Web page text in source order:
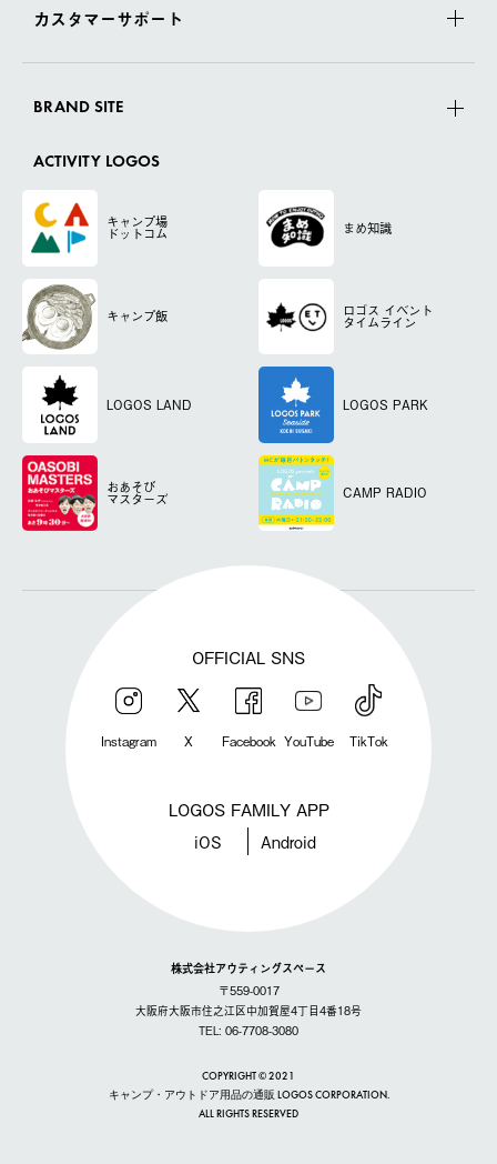
カスタマーサポート
BRAND SITE
ACTIVITY LOGOS
キャンプ場
ドットコム まめ知識
キャンプ飯 ロゴス イベント
タイムライン
LOGOS LAND LOGOS PARK
おあそび
マスターズ CAMP RADIO
OFFICIAL SNS
Instagram X Facebook YouTube TikTok
LOGOS FAMILY APP
iOS Android
株式会社アウティングスペース
〒559-0017
大阪府大阪市住之江区中加賀屋4丁目4番18号
TEL: 06-7708-3080
COPYRIGHT © 2021
キャンプ・アウトドア用品の通販 LOGOS CORPORATION.
ALL RIGHTS RESERVED